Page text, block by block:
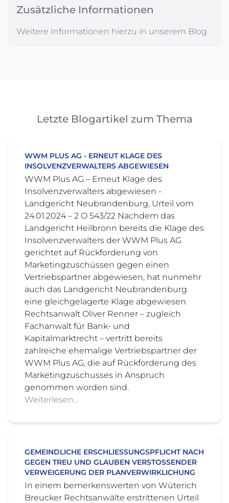
Zusätzliche Informationen
Weitere Informationen hierzu in unserem Blog
Letzte Blogartikel zum Thema
WWM PLUS AG - ERNEUT KLAGE DES
INSOLVENZVERWALTERS ABGEWIESEN
WWM Plus AG – Erneut Klage des
Insolvenzverwalters abgewiesen -
Landgericht Neubrandenburg, Urteil vom
24.01.2024 – 2 O 543/22 Nachdem das
Landgericht Heilbronn bereits die Klage des
Insolvenzverwalters der WWM Plus AG
gerichtet auf Rückforderung von
Marketingzuschüssen gegen einen
Vertriebspartner abgewiesen, hat nunmehr
auch das Landgericht Neubrandenburg
eine gleichgelagerte Klage abgewiesen.
Rechtsanwalt Oliver Renner – zugleich
Fachanwalt für Bank- und
Kapitalmarktrecht – vertritt bereits
zahlreiche ehemalige Vertriebspartner der
WWM Plus AG, die auf Rückforderung des
Marketingzuschusses in Anspruch
genommen worden sind.
Weiterlesen...
GEMEINDLICHE ERSCHLIESSUNGSPFLICHT NACH G
EGEN TREU UND GLAUBEN VERSTOSSENDER VE
RWEIGERUNG DER PLANVERWIRKLICHUNG
In einem bemerkenswerten von Wüterich
Breucker Rechtsanwälte erstrittenen Urteil